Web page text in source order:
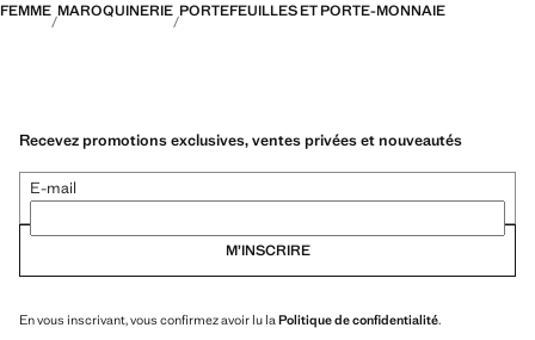
FEMME MAROQUINERIE PORTEFEUILLES ET PORTE-MONNAIE
Recevez promotions exclusives, ventes privées et nouveautés
E-mail
M’INSCRIRE
En vous inscrivant, vous confirmez avoir lu la Politique de confidentialité.